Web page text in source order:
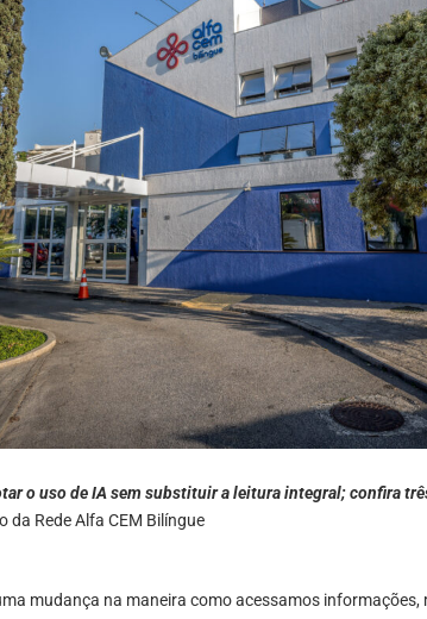
o uso de IA sem substituir a leitura integral; confira
da Rede Alfa CEM Bilíngue
mudança na maneira como acessamos